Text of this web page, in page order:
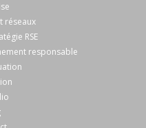
réseaux
RSE
responsable